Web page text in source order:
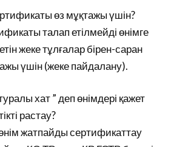
өз мұқтажы үшін?
талап етілмейді өнімге
жеке тұлғалар бірен-саран
үшін (жеке пайдалану).
хат ” деп өнімдері қажет
растау?
жатпайды сертификаттау